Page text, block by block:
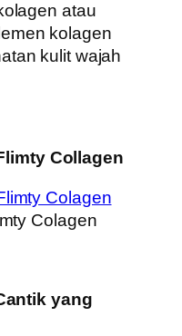
atau
kolagen
kulit wajah
Collagen
Colagen
yang